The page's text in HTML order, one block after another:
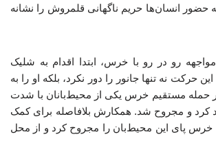
حضور انسان‌ها حریم ناگهانی قلمروش را نشانه
رو در رو با خرس، ابتدا اقدام به شلیک
حرکت نه تنها جانور را دور نکرد، بلکه او را به
حمله مستقیم خرس یکی از محیط‌بانان با شدت
کرد و مجروح شد. همکارش بلافاصله برای کمک
خرس پای این محیط‌بان را مجروح کرد و از محل